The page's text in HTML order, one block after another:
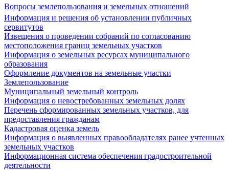
Вопросы землепользования и земельных отношений
Информация и решения об установлении публичных
сервитутов
Извещения о проведении собраний по согласованию
местоположения границ земельных участков
Информация о земельных ресурсах муниципального
образования
Оформление документов на земельные участки
Землепользование
Муниципальный земельный контроль
Информация о невостребованных земельных долях
Перечень сформированных земельных участков, для
предоставления гражданам
Кадастровая оценка земель
Информация о выявленных правообладателях ранее учтенных
земельных участков
Информационная система обеспечения градостроительной
деятельности